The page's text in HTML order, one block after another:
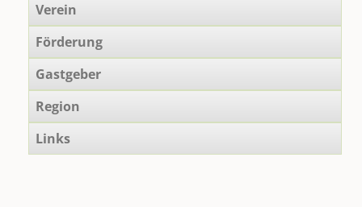
Verein
Förderung
Gastgeber
Region
Links